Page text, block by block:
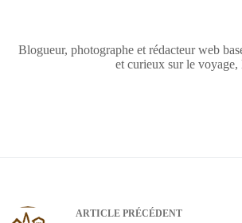
Blogueur, photographe et rédacteur web
et curieux sur le
ARTICLE PRÉCÉDENT